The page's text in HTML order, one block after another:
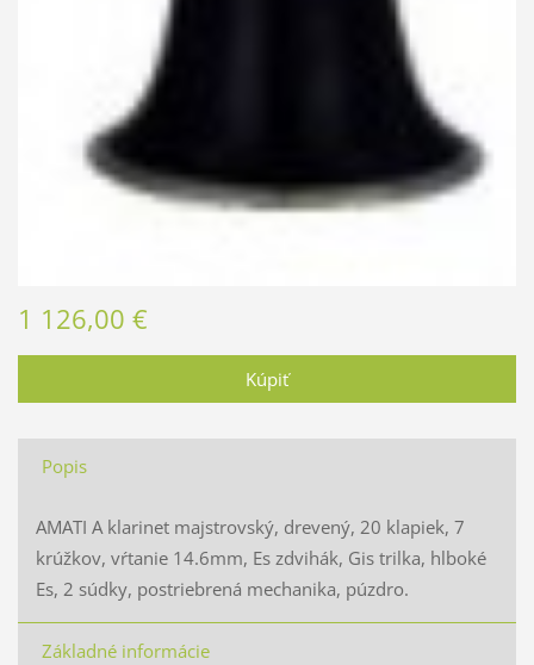
1 126,00 €
Popis
AMATI A klarinet majstrovský, drevený, 20 klapiek, 7
krúžkov, vŕtanie 14.6mm, Es zdvihák, Gis trilka, hlboké
Es, 2 súdky, postriebrená mechanika, púzdro.
Základné informácie